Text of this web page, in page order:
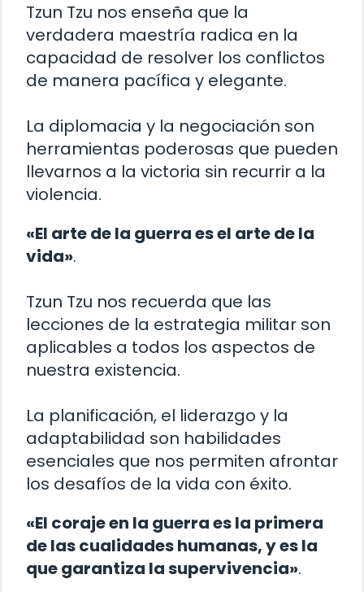
Tzun Tzu nos enseña que la
verdadera maestría radica en la
capacidad de resolver los conflictos
de manera pacífica y elegante.
La diplomacia y la negociación son
herramientas poderosas que pueden
llevarnos a la victoria sin recurrir a la
violencia.
«El arte de la guerra es el arte de la
vida».
Tzun Tzu nos recuerda que las
lecciones de la estrategia militar son
aplicables a todos los aspectos de
nuestra existencia.
La planificación, el liderazgo y la
adaptabilidad son habilidades
esenciales que nos permiten afrontar
los desafíos de la vida con éxito.
«El coraje en la guerra es la primera
de las cualidades humanas, y es la
que garantiza la supervivencia».